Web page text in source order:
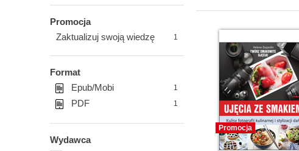
Promocja
Zaktualizuj swoją wiedzę
1
Format
Epub/Mobi
1
PDF 1
Wydawca
Promocja